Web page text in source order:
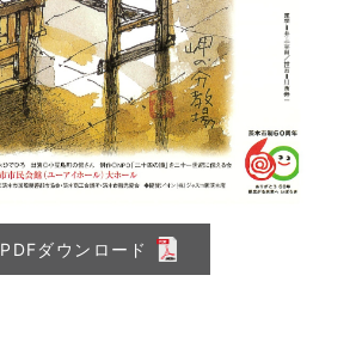
PDFダウンロード